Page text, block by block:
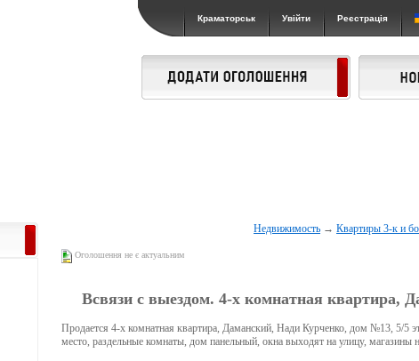
Краматорськ Увійти Реєстрація
Недвижимость →Квартиры 3-к и
Оголошення не є актуальним
Всвязи с выездом. 4-х комнатная квартира,
Продается 4-х комнатная квартира, Даманский, Нади Курченко, дом №13, 5/5
место, раздельные комнаты, дом панельный, окна выходят на улицу, магазины